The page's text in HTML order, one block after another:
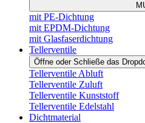
mit PE-Dichtung
mit EPDM-Dichtung
mit Glasfaserdichtung
Tellerventile
Öffne oder Schließe das
Tellerventile Abluft
Tellerventile Zuluft
Tellerventile Kunststoff
Tellerventile Edelstahl
Dichtmaterial